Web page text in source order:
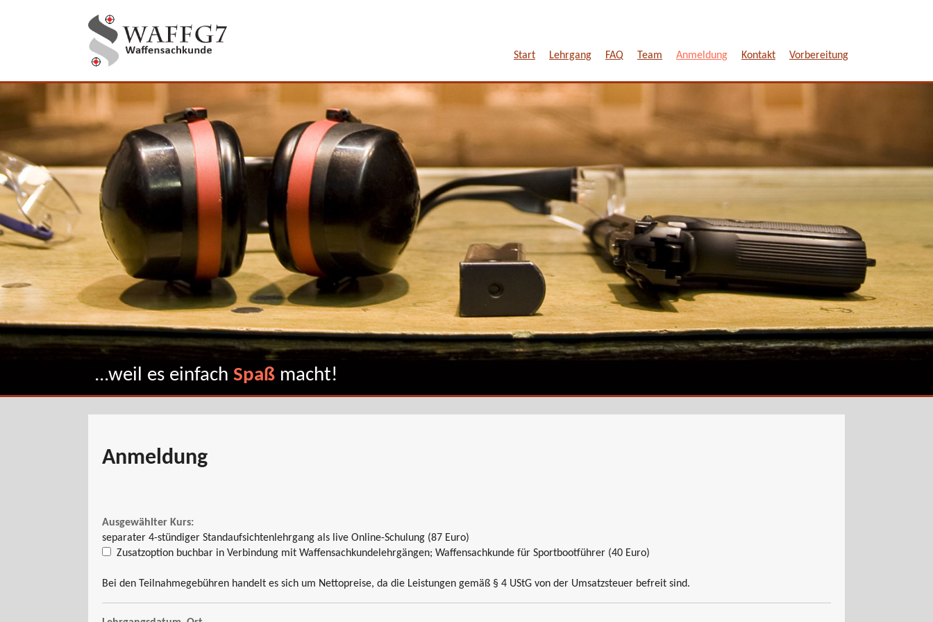
Start Lehrgang FAQ Team Anmeldung Kontakt Vorbereitung
...weil es einfachSpaß macht!
Anmeldung
Ausgewählter Kurs:
separater 4-stündiger Standaufsichtenlehrgang als live Online-Schulung (87 Euro)
Zusatzoption buchbar in Verbindung mit Waffensachkundelehrgängen; Waffensachkunde für Sportbootführer (40 Euro)
Bei den Teilnahmegebühren handelt es sich um Nettopreise, da die Leistungen gemäß § 4 UStG von der Umsatzsteuer befreit sind.